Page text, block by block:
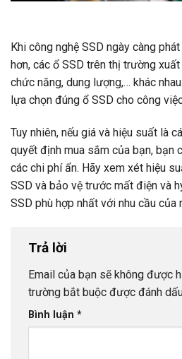
Khi công nghệ SSD ngày càng
hơn, các ổ SSD trên thị trường
chức năng, dung lượng,… khác
lựa chọn đúng ổ SSD cho công
Tuy nhiên, nếu giá và hiệu suất là
quyết định mua sắm của bạn, bạn
các chi phí ẩn. Hãy xem xét hiệu
SSD và bảo vệ trước mất điện và
SSD phù hợp nhất với nhu cầu của
Trả lời
Email của bạn sẽ không được
trường bắt buộc được đánh
Bình luận *